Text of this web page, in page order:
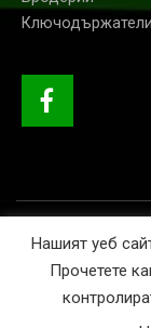
Ключодържатели
© GRINI 2020.
Нашият уеб
Прочетете
This site is registered on